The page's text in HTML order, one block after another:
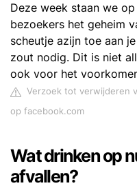
Deze week staan we
bezoekers het geheim
scheutje azijn toe aan
zout nodig. Dit is niet
ook voor het
Verzoek tot verwijderen
op facebook.com
Wat drinken op
afvallen?